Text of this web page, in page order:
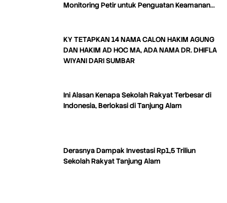
Monitoring Petir untuk Penguatan Keamanan
KY TETAPKAN 14 NAMA CALON HAKIM AGUNG
DAN HAKIM AD HOC MA, ADA NAMA DR. DHIFLA
WIYANI DARI SUMBAR
Ini Alasan Kenapa Sekolah Rakyat Terbesar di
Indonesia, Berlokasi di Tanjung Alam
Derasnya Dampak Investasi Rp1,5 Triliun
Sekolah Rakyat Tanjung Alam